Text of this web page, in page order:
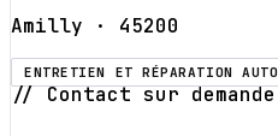
Amilly · 45200
ENTRETIEN ET RÉPARATION AUTO
// Contact sur demande